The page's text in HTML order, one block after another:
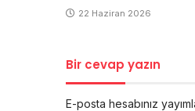
22 Haziran 2026
Bir cevap yazın
E-posta hesabınız